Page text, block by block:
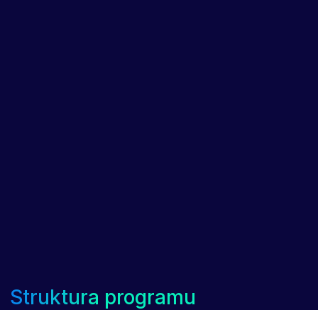
Struktura programu